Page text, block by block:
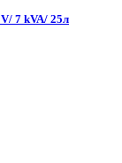
7 kVA/ 25л